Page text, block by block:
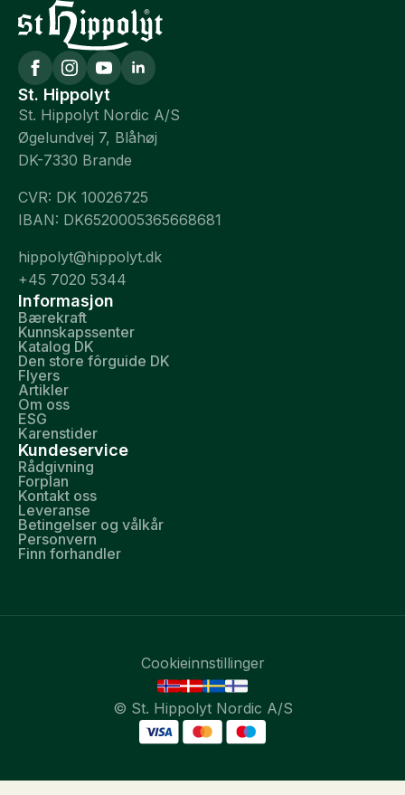
St. Hippolyt
St. Hippolyt Nordic A/S
Øgelundvej 7, Blåhøj
DK-7330 Brande
CVR: DK 10026725
IBAN: DK6520005365668681
hippolyt@hippolyt.dk
+45 7020 5344
Informasjon
Bærekraft
Kunnskapssenter
Katalog DK
Den store fôrguide DK
Flyers
Artikler
Om oss
ESG
Karenstider
Kundeservice
Rådgivning
Forplan
Kontakt oss
Leveranse
Betingelser og vålkår
Personvern
Finn forhandler
© St. Hippolyt Nordic A/S
Cookieinnstillinger